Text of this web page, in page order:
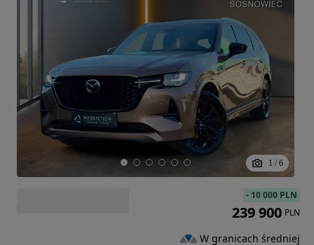
1 / 6
- 10 000 PLN
239 900 PLN
W granicach średniej